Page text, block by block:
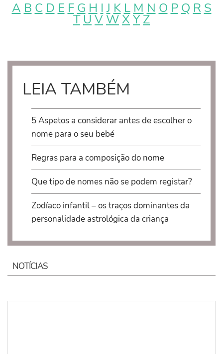
A B C D E F G H I J K L M N O P Q R S
TUVW XYZ
LEIA TAMBÉM
5 Aspetos a considerar antes de escolher o
nome para o seu bebé
Regras para a composição do nome
Que tipo de nomes não se podem registar?
Zodíaco infantil – os traços dominantes da
personalidade astrológica da criança
NOTÍCIAS